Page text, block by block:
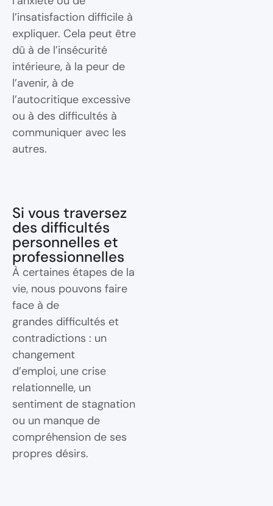
l’insatisfaction difficile à
expliquer. Cela peut être
dû à de l’insécurité
intérieure, à la peur de
l’avenir, à de
l’autocritique excessive
ou à des difficultés à
communiquer avec les
autres.
Si vous traversez
des difficultés
personnelles et
professionnelles
À certaines étapes de la
vie, nous pouvons faire
face à de
grandes difficultés et
contradictions : un
changement
d’emploi, une crise
relationnelle, un
sentiment de stagnation
ou un manque de
compréhension de ses
propres désirs.